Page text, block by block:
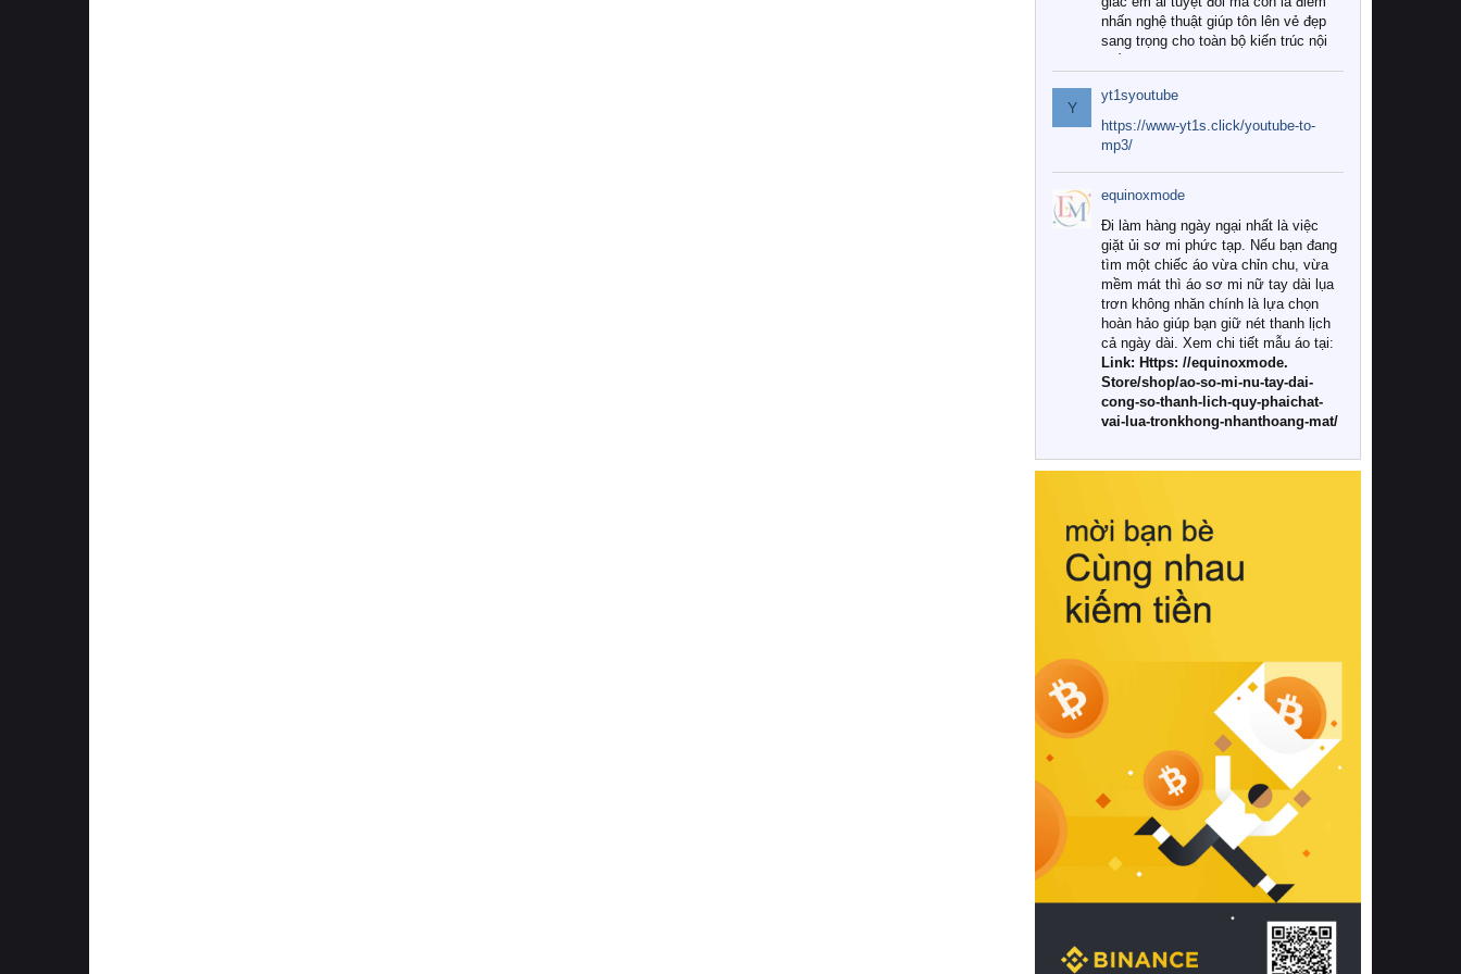
nhấn nghệ thuật giúp tôn lên vẻ đẹp
sang trọng cho toàn bộ kiến trúc nội
Tuy nhiên, giữa thị trường đa dạng
với vô vàn thương hiệu và mẫu mã
như hiện nay, làm thế nào để chọn
được những bộ chăn ga gối đệm cao
cấp thực sự chất lượng, phù hợp với
khí hậu và nhu cầu sử dụng của gia
đình? Hãy cùng chúng tôi đi tìm lời
giải đáp chi tiết qua bài viết dưới đây.
1. Tại sao các gia đình hiện đại lại ưa
chuộng chăn ga gối đệm cao cấp?
Khác với các dòng sản phẩm thông
thường, những bộ chăn ga gối đệm
cao cấp trải qua quy trình sản xuất
nghiêm ngặt từ khâu chọn lọc nguyên
liệu tự nhiên đến công nghệ dệt
nhuộm hiện đại không chứa hóa chất
này, bạn sẽ cảm nhận rõ rệt sự khác
hồi chuẩn xác của phần đệm nâng đỡ
cột sống.
Bên cạnh đó, việc lựa chọn các dòng
sản phẩm đạt chuẩn chất lượng quốc
tế còn giúp ngăn ngừa tình trạng kích
khuẩn và nấm mốc trong điều kiện
thời tiết nóng ẩm. Bạn có thể tìm hiểu
thêm các nghiên cứu khoa học về tác
động của giấc ngủ và môi trường
phòng ngủ đối với sức khỏe con
người tại Sleep Foundation (External
Link) để có cái nhìn toàn diện hơn.
2. Các tiêu chí vàng khi lựa chọn
chăn ga gối đệm cao cấp cho phòng
ngủ
Để sở hữu một bộ chăn ga gối đệm
cao cấp hoàn hảo cả về thẩm mỹ lẫn
công năng, người tiêu dùng cần cân
nhắc kỹ lưỡng các tiêu chí quan trọng
Y
yt1syoutube
https://www-yt1s.click/youtube-to-
mp3/
equinoxmode
Đi làm hàng ngày ngại nhất là việc
giặt ủi sơ mi phức tạp. Nếu bạn đang
tìm một chiếc áo vừa chỉn chu, vừa
mềm mát thì áo sơ mi nữ tay dài lụa
trơn không nhăn chính là lựa chọn
hoàn hảo giúp bạn giữ nét thanh lịch
cả ngày dài. Xem chi tiết mẫu áo tại:
Link: Https: //equinoxmode.
Store/shop/ao-so-mi-nu-tay-dai-
cong-so-thanh-lich-quy-phaichat-
vai-lua-tronkhong-nhanthoang-mat/